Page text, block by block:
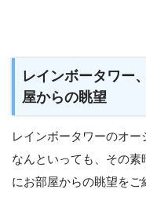
レインボータワー
屋からの眺望
レインボータワーのオー
なんといっても、その
にお部屋からの眺望をご